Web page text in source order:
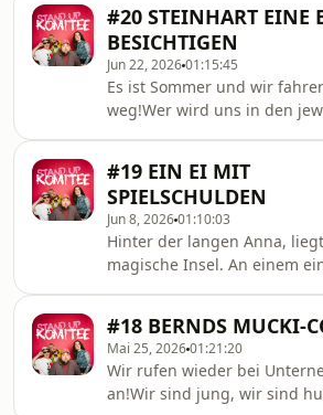
werden sie bei der nächsten
von Troubleshooter
GrüßeHannes
hat.Wer gewinnt das epische
Dienstag Abend Battle und
Streitigkeiten bleiben noch
hinaus.Findet es heraus bei
neuen Episode Stand up
Air.Schaltet ein, lacht mit
dieses Spiel auf keinen Fall
hat eurer Meinung nach g
#20 STEINHART EINE
BESICHTIGEN
Jun 22, 202601:15:45
Es ist Sommer und wir
weg!Wer wird uns in den
kleinen Spiel namens Date
ich würde sagen, kein
bleibt offen.Hört rein, spielt
und kommentiert was das
hält.Liebe GrüßeHannes
#19 EIN EI MIT
SPIELSCHULDEN
Jun 8, 202601:10:03
Hinter der langen Anna,
magische Insel. An einem
aufstrebende,
muskulöse und einfühlsame
Comedians, finden darin:
SCHATZKARTE.Schnell ist
#18 BERNDS MUCKI-
Mai 25, 202601:21:20
Wir rufen wieder bei
an!Wir sind jung, wir sind